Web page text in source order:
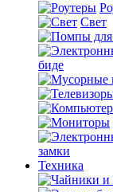
Свет
биде
замки
Техника